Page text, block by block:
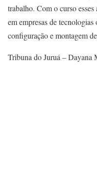
trabalho. Com o curso
em empresas de
configuração e montagem
Tribuna do Juruá – Dayana